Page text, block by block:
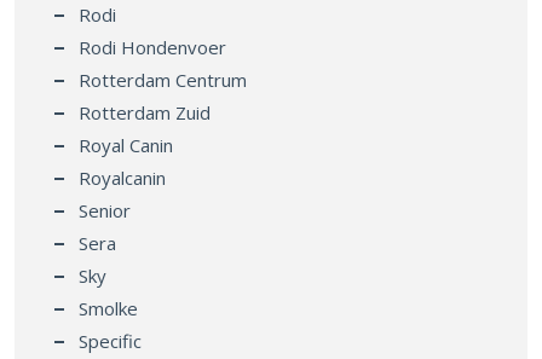
Rodi
Rodi Hondenvoer
Rotterdam Centrum
Rotterdam Zuid
Royal Canin
Royalcanin
Senior
Sera
Sky
Smolke
Specific